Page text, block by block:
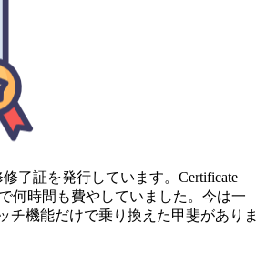
了証を発行しています。Certificate
何時間も費やしていました。今は一
チ機能だけで乗り換えた甲斐がありま
500企業